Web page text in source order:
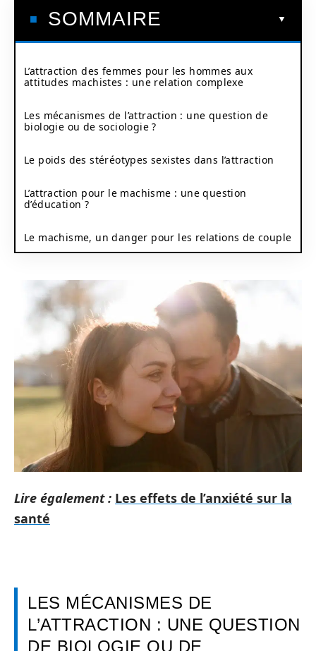
SOMMAIRE
L’attraction des femmes pour les hommes aux
attitudes machistes : une relation complexe
Les mécanismes de l’attraction : une question de
biologie ou de sociologie ?
Le poids des stéréotypes sexistes dans l’attraction
L’attraction pour le machisme : une question
d’éducation ?
Le machisme, un danger pour les relations de couple
Lire également : Les effets de l’anxiété sur la
santé
LES MÉCANISMES DE
L’ATTRACTION : UNE QUESTION
DE BIOLOGIE OU DE